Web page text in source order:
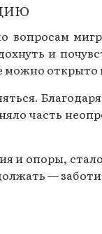
Газеты за 2013 г.
Газеты за 2012
вопросам
и
открыто
часть
и опоры,
—